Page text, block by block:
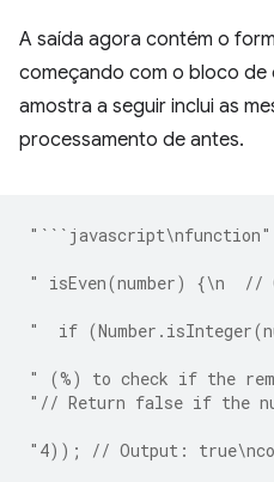
A saída agora contém o
começando com o bloco de
amostra a seguir inclui as
processamento de antes.
"```javascript\nfunction"
" isEven(number) {\n  //
"  if
" (%) to check if the
"// Return false if the
"4)); // Output: